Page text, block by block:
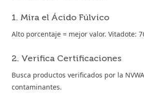
1. Mira el Ácido Fúlvico
Alto porcentaje = mejor valor. Vitadote:
2. Verifica Certificaciones
Busca productos verificados por la
contaminantes.